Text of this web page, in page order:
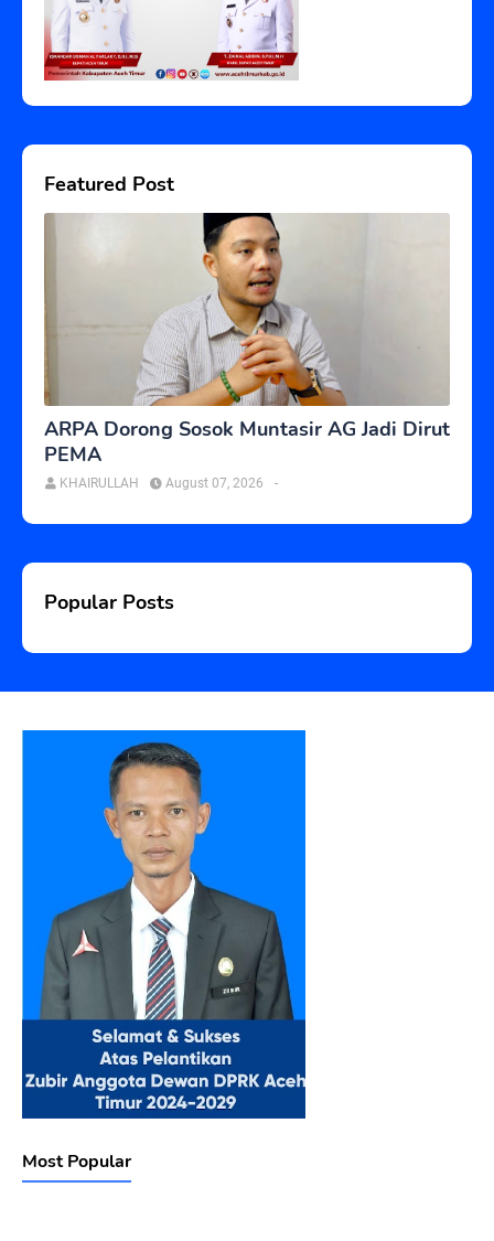
Featured Post
ARPA Dorong Sosok Muntasir AG Jadi Dirut
PEMA
KHAIRULLAH -
August 07, 2026
Popular Posts
Most Popular